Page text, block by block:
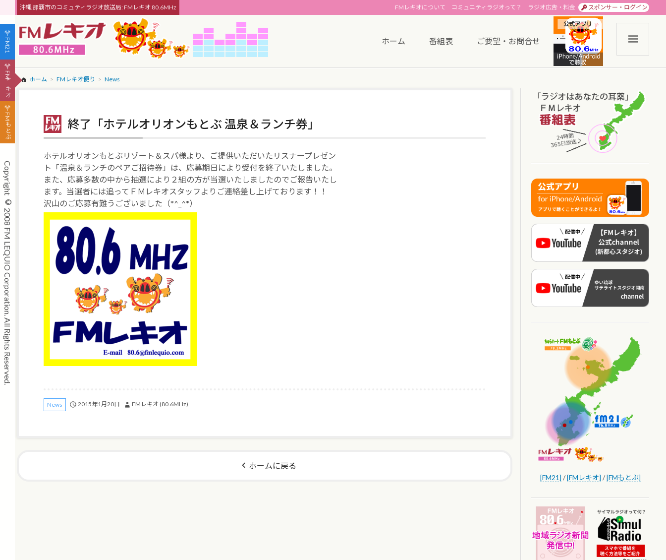
沖縄 那覇市のコミュティラジオ放送局: FMレキオ 80.6MHz スポンサー・ログイン
ラジオ広告・料金
コミュニティラジオって？
FMレキオについて
ホーム 番組表 ご要望・お問合せ
ホーム FMレキオ便り News
終了「ホテルオリオンもとぶ 温泉＆ランチ券」
ホテルオリオンもとぶリゾート＆スパ様より、ご提供いただいたリスナープレゼン
ト「温泉＆ランチのペアご招待券」は、応募期日により受付を終了いたしました。
また、応募多数の中から抽選により２組の方が当選いたしましたのでご報告いたし
ます。当選者には追ってＦＭレキオスタッフよりご連絡差し上げております！！
沢山のご応募有難うございました（*^_^*）
News 2015年1月20日 FMレキオ (80.6MHz)
ホームに戻る
[FM21] /[FMレキオ] /[FMもとぶ]
FM21
FMレキオ
FMもとぶ
Copyright © 2008 FM LEQUIO Corporation. All Rights Reserved.